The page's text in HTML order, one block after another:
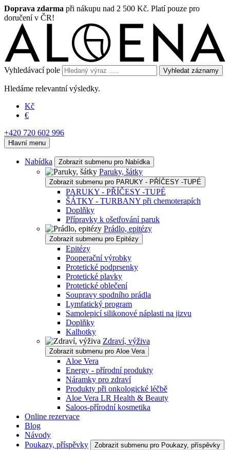
Doprava zdarma při nákupu nad 2 500 Kč. Platí pouze pro
doručení v ČR!
Vyhledávací pole Vyhledat záznamy
Hledáme relevantní výsledky.
Kč
€
+420 720 602 996
Hlavní menu
Nabídka Zobrazit submenu pro Nabídka
Paruky, šátky
Zobrazit submenu pro PARUKY - PŘÍČESY -TUPÉ
PARUKY - PŘÍČESY -TUPÉ
ŠÁTKY - TURBANY při chemoterapích
Doplňky
Přípravky k ošetřování paruk
Prádlo, epitézy
Zobrazit submenu pro Epitézy
Epitézy
Pooperační výrobky
Protetické podprsenky
Protetické plavky
Protetické oblečení
Soupravy spodního prádla
Lymfatický program
Samolepicí silikonové náplasti na jizvu
Doplňky
Kalhotky
Zdraví, výživa
Zobrazit submenu pro Aloe Vera
Aloe Vera
Energy - přírodní produkty
Náramky pro zdraví
Produkty při onkologické léčbě
Aloe Vera LR Health & Beauty
Saloos-přírodní kosmetika
Online rezervace
Blog
Návody
Poukazy, příspěvky
Zobrazit submenu pro Poukazy, příspěvky